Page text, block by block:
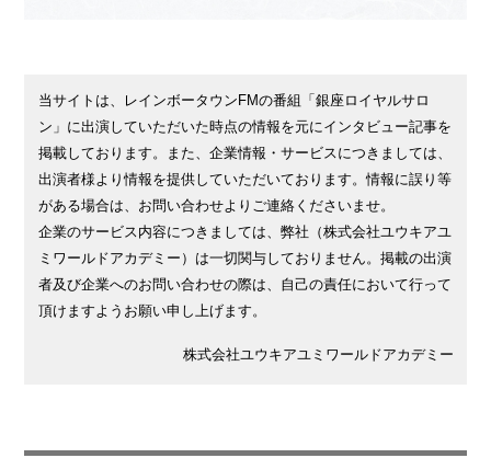
当サイトは、レインボータウンFMの番組「銀座ロイヤルサロ
ン」に出演していただいた時点の情報を元にインタビュー記事を
掲載しております。また、企業情報・サービスにつきましては、
出演者様より情報を提供していただいております。情報に誤り等
がある場合は、お問い合わせよりご連絡くださいませ。
企業のサービス内容につきましては、弊社（株式会社ユウキアユ
ミワールドアカデミー）は一切関与しておりません。掲載の出演
者及び企業へのお問い合わせの際は、自己の責任において行って
頂けますようお願い申し上げます。
株式会社ユウキアユミワールドアカデミー